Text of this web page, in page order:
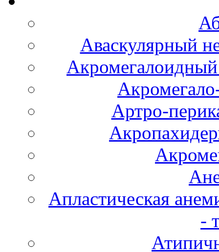
Аваскулярный
Акромегалоидный
Артро-
Апластическая
-